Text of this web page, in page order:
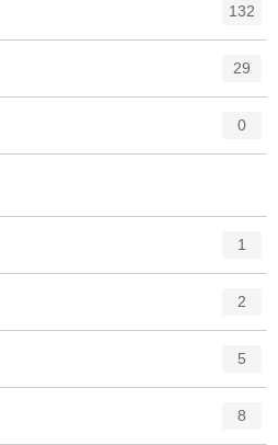
132
29
0
1
2
5
8